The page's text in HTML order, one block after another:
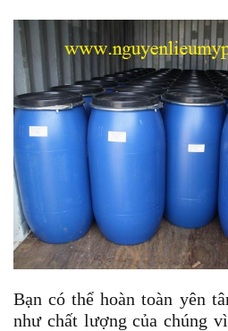
Bạn có thể hoàn toàn yên
như chất lượng của chúng